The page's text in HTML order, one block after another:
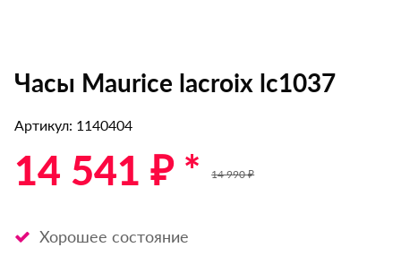
Часы Maurice lacroix lc1037
Артикул: 1140404
14 541 ₽ * 14 990 ₽
Хорошее состояние